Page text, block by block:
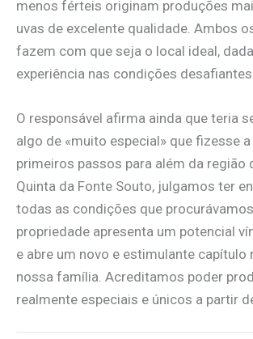
menos férteis originam produções
uvas de excelente qualidade. Ambos
fazem com que seja o local ideal,
experiência nas condições
O responsável afirma ainda que teria
algo de «muito especial» que fizesse
primeiros passos para além da região
Quinta da Fonte Souto, julgamos ter
todas as condições que
propriedade apresenta um potencial
e abre um novo e estimulante capítulo
nossa família. Acreditamos poder
realmente especiais e únicos a partir